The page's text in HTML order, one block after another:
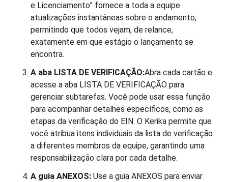
e Licenciamento” fornece a toda a equipe
atualizações instantâneas sobre o andamento,
permitindo que todos vejam, de relance,
exatamente em que estágio o lançamento se
encontra.
A aba LISTA DE VERIFICAÇÃO:Abra cada cartão e
acesse a aba LISTA DE VERIFICAÇÃO para
gerenciar subtarefas. Você pode usar essa função
para acompanhar detalhes específicos, como as
etapas da verificação do EIN. O Kerika permite que
você atribua itens individuais da lista de verificação
a diferentes membros da equipe, garantindo uma
responsabilização clara por cada detalhe.
A guia ANEXOS: Use a guia ANEXOS para enviar